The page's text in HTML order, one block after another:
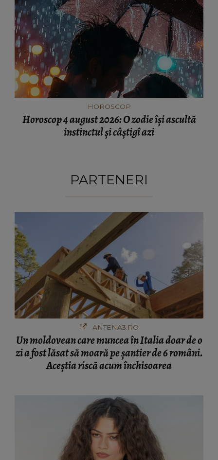
HOROSCOP
Horoscop 4 august 2026: O zodie își ascultă
instinctul și câștigî azi
PARTENERI
ANTENA3.RO
Un moldovean care muncea în Italia doar de o
zi a fost lăsat să moară pe şantier de 6 români.
Aceștia riscă acum închisoarea